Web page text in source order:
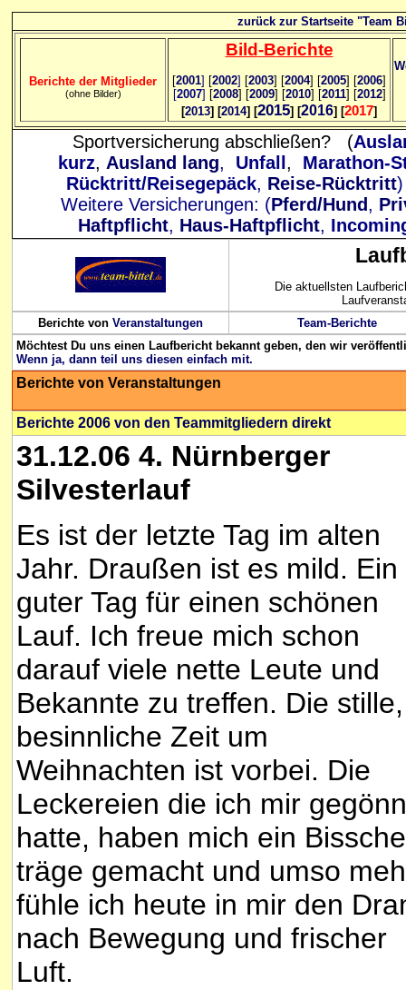
zurück zur Startseite "Team
Berichte der Mitglieder
(ohne Bilder)
Bild-Berichte
[2001] [2002] [2003] [2004] [2005] [2006]
[2007] [2008] [2009] [2010] [2011] [2012]
[2013] [2014] [2015] [2016] [2017]
Sportversicherung abschließen? (
kurz, Ausland lang, Unfall ,
Marathon-
Rücktritt/Reisegepäck, Reise-Rücktritt
Weitere Versicherungen: (Pferd/Hund,
Haftpflicht, Haus-Haftpflicht,
Die aktuellsten
Berichte von Veranstaltungen
Team-Berichte
Möchtest Du uns einen Laufbericht bekannt geben, den wir
Wenn ja, dann teil uns diesen einfach mit.
Berichte von Veranstaltungen
Berichte 2006 von den Teammitgliedern direkt
31.12.06 4. Nürnberger
Silvesterlauf
Es ist der letzte Tag im alten
Jahr. Draußen ist es mild. Ein
guter Tag für einen schönen
Lauf. Ich freue mich schon
darauf viele nette Leute und
Bekannte zu treffen. Die stille,
besinnliche Zeit um
Weihnachten ist vorbei. Die
Leckereien die ich mir
hatte, haben mich ein
träge gemacht und umso
fühle ich heute in mir den
nach Bewegung und frischer
Luft.